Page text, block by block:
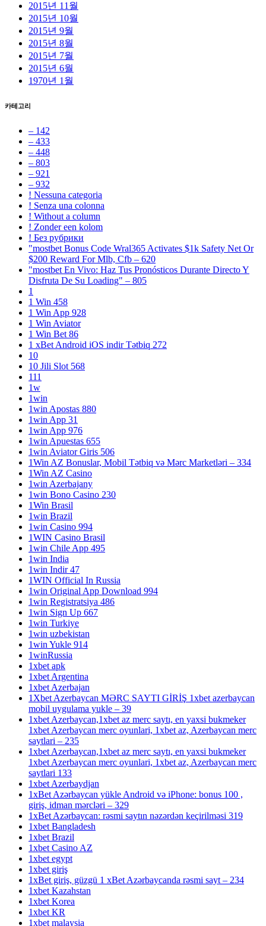
2015년 11월
2015년 10월
2015년 9월
2015년 8월
2015년 7월
2015년 6월
1970년 1월
카테고리
– 142
– 433
– 448
– 803
– 921
– 932
! Nessuna categoria
! Senza una colonna
! Without a column
! Zonder een kolom
! Без рубрики
"mostbet Bonus Code Wral365 Activates $1k Safety Net Or
$200 Reward For Mlb, Cfb – 620
"mostbet En Vivo: Haz Tus Pronósticos Durante Directo Y
Disfruta De Su Loading" – 805
1
1 Win 458
1 Win App 928
1 Win Aviator
1 Win Bet 86
1 xBet Android iOS indir Tətbiq 272
10
10 Jili Slot 568
111
1w
1win
1win Apostas 880
1win App 31
1win App 976
1win Apuestas 655
1win Aviator Giris 506
1Win AZ Bonuslar, Mobil Tətbiq və Mərc Marketləri – 334
1Win AZ Casino
1win Azerbajany
1win Bono Casino 230
1Win Brasil
1win Brazil
1win Casino 994
1WIN Casino Brasil
1win Chile App 495
1win India
1win Indir 47
1WIN Official In Russia
1win Original App Download 994
1win Registratsiya 486
1win Sign Up 667
1win Turkiye
1win uzbekistan
1win Yukle 914
1winRussia
1xbet apk
1xbet Argentina
1xbet Azerbajan
1Xbet Azerbaycan MƏRC SAYTI GİRİŞ 1xbet azerbaycan
mobil uygulama yukle – 39
1xbet Azerbaycan,1xbet az merc saytı, en yaxsi bukmeker
1xbet Azerbaycan merc oyunlari, 1xbet az, Azerbaycan merc
saytlari – 235
1xbet Azerbaycan,1xbet az merc saytı, en yaxsi bukmeker
1xbet Azerbaycan merc oyunlari, 1xbet az, Azerbaycan merc
saytlari 133
1xbet Azerbaydjan
1xBet Azərbaycan yükle Android və iPhone: bonus 100 ,
giriş, idman mərcləri – 329
1xBet Azərbaycan: rəsmi saytın nəzərdən keçirilməsi 319
1xbet Bangladesh
1xbet Brazil
1xbet Casino AZ
1xbet egypt
1xbet giriş
1xBet giriş, güzgü 1 xBet Azərbaycanda rəsmi sayt – 234
1xbet Kazahstan
1xbet Korea
1xbet KR
1xbet malaysia